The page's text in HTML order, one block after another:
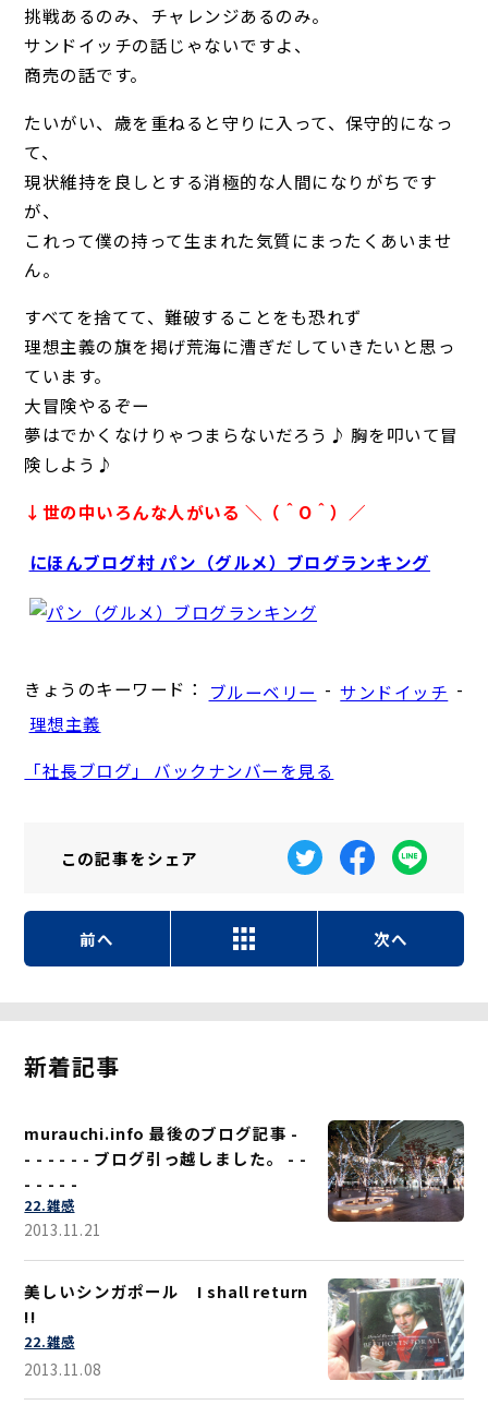
挑戦あるのみ、チャレンジあるのみ。
サンドイッチの話じゃないですよ、
商売の話です。
たいがい、歳を重ねると守りに入って、保守的になっ
て、
現状維持を良しとする消極的な人間になりがちです
が、
これって僕の持って生まれた気質にまったくあいませ
ん。
すべてを捨てて、難破することをも恐れず
理想主義の旗を掲げ荒海に漕ぎだしていきたいと思っ
ています。
大冒険やるぞー
夢はでかくなけりゃつまらないだろう♪ 胸を叩いて冒
険しよう♪
↓世の中いろんな人がいる ＼（＾O＾）／
にほんブログ村 パン（グルメ）ブログランキング
きょうのキーワード： ブルーベリー - サンドイッチ -
理想主義
「社長ブログ」 バックナンバーを見る
この記事をシェア
前へ 次へ
新着記事
murauchi.info 最後のブログ記事 -
- - - - - - ブログ引っ越しました。 - -
- - - - -
22.雑感
2013.11.21
美しいシンガポール I shall return
!!
22.雑感
2013.11.08